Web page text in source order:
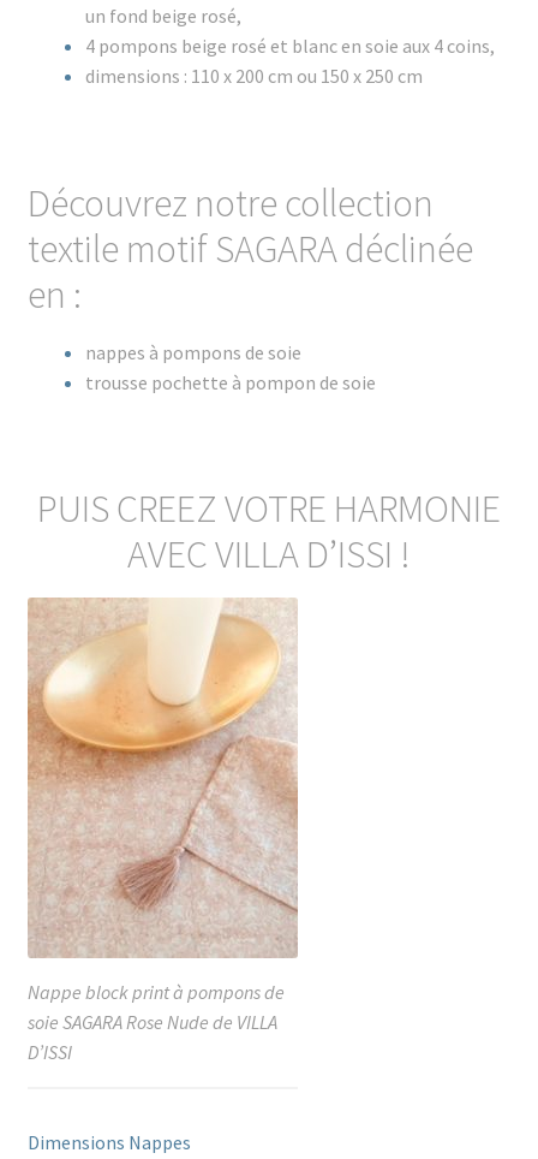
un fond beige rosé,
4 pompons beige rosé et blanc en soie aux 4 coins,
dimensions : 110 x 200 cm ou 150 x 250 cm
Découvrez notre collection
textile motif SAGARA déclinée
en :
nappes à pompons de soie
trousse pochette à pompon de soie
PUIS CREEZ VOTRE HARMONIE
AVEC VILLA D’ISSI !
Nappe block print à pompons de
soie SAGARA Rose Nude de VILLA
D’ISSI
Dimensions Nappes